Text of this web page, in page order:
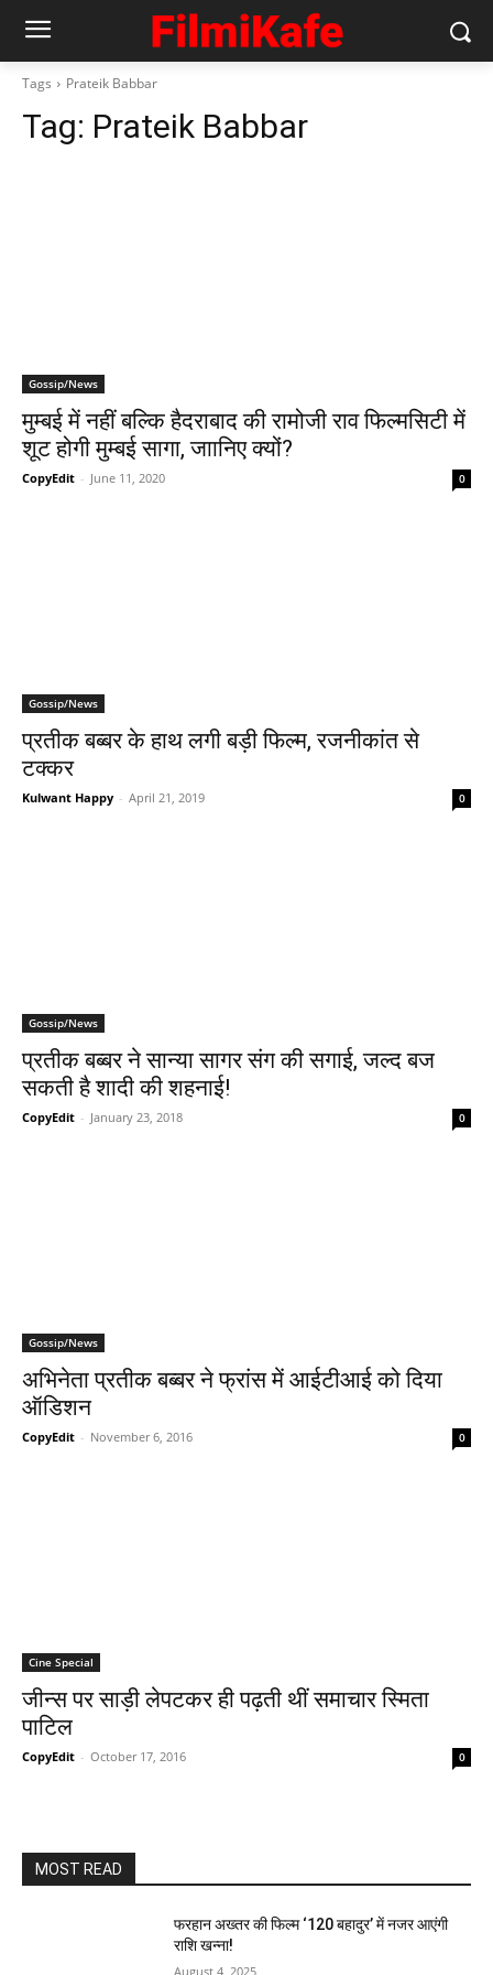
Tags Prateik Babbar
Tag: Prateik Babbar
Gossip/News
मुम्‍बई में नहीं बल्कि हैदराबाद की रामोजी राव फिल्‍मसिटी में
शूट होगी मुम्‍बई सागा, जाानिए क्‍यों?
CopyEdit - June 11, 2020 0
Gossip/News
प्रतीक बब्बर के हाथ लगी बड़ी फिल्म, रजनीकांत से
टक्कर
Kulwant Happy - April 21, 2019 0
Gossip/News
प्रतीक बब्बर ने सान्या सागर संग की सगाई, जल्द बज
सकती है शादी की शहनाई!
CopyEdit - January 23, 2018 0
Gossip/News
अभिनेता प्रतीक बब्बर ने फ्रांस में आईटीआई को दिया
ऑडिशन
CopyEdit - November 6, 2016 0
Cine Special
जीन्‍स पर साड़ी लेपटकर ही पढ़ती थीं समाचार स्‍मिता
पाटिल
CopyEdit - October 17, 2016 0
MOST READ
फरहान अख्तर की फिल्म ‘120 बहादुर’ में नजर आएंगी
राशि खन्ना!
August 4, 2025